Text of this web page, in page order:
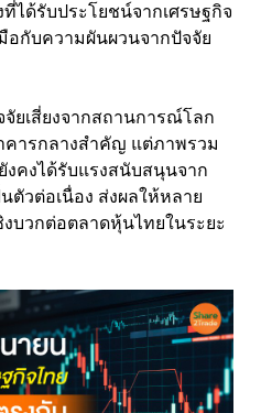
ได้รับประโยชน์จากเศรษฐกิจ
อกับความผันผวนจากปัจจัย
ยเสี่ยงจากสถานการณ์โลก
คารกลางสำคัญ แต่ภาพรวม
คงได้รับแรงสนับสนุนจาก
ตัวต่อเนื่อง ส่งผลให้หลาย
บวกต่อตลาดหุ้นไทยในระยะ